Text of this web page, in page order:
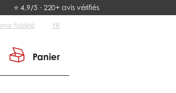
⭐ 4,9/5 · 220+ avis vérifiés
fidélité FR
Panier